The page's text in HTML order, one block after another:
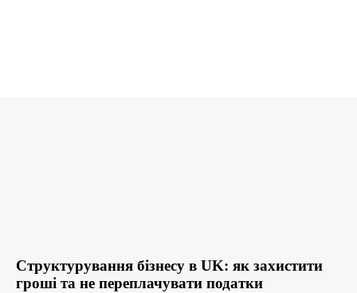
Структурування бізнесу в UK: як захистити
гроші та не переплачувати податки